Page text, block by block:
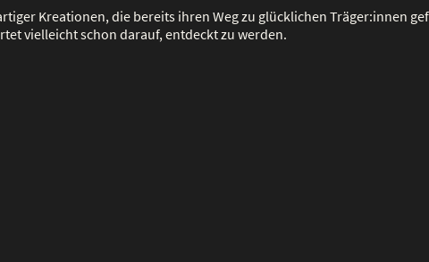
Kreationen, die bereits ihren Weg zu glücklichen Träger:innen
vielleicht schon darauf, entdeckt zu werden.